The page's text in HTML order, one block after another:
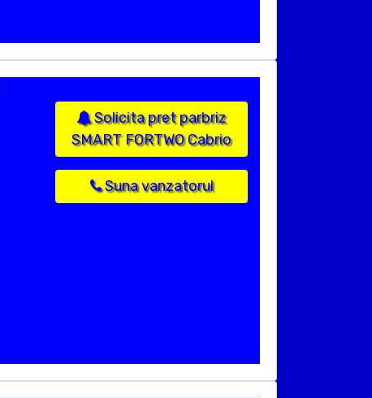
Solicita pret parbriz
SMART FORTWO Cabrio
Suna vanzatorul